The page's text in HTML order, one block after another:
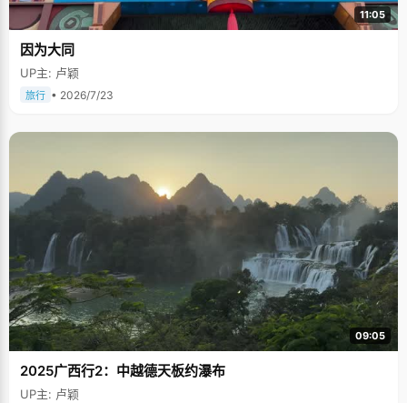
11:05
因为大同
UP主: 卢颖
旅行 • 2026/7/23
09:05
2025广西行2：中越德天板约瀑布
UP主: 卢颖